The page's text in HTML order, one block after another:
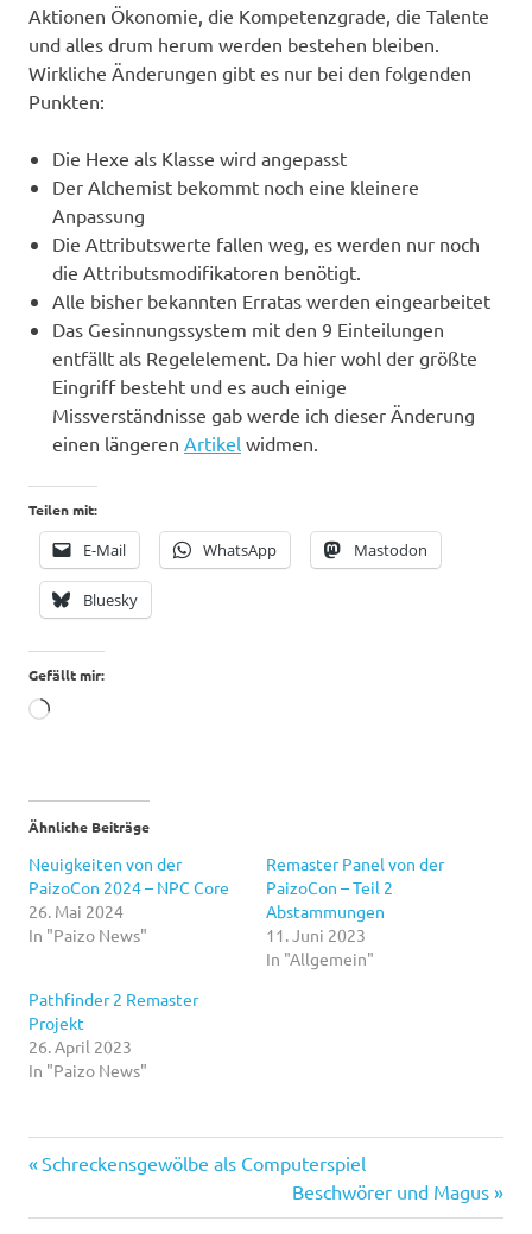
Aktionen Ökonomie, die Kompetenzgrade, die Talente
und alles drum herum werden bestehen bleiben.
Wirkliche Änderungen gibt es nur bei den folgenden
Punkten:
Die Hexe als Klasse wird angepasst
Der Alchemist bekommt noch eine kleinere
Anpassung
Die Attributswerte fallen weg, es werden nur noch
die Attributsmodifikatoren benötigt.
Alle bisher bekannten Erratas werden eingearbeitet
Das Gesinnungssystem mit den 9 Einteilungen
entfällt als Regelelement. Da hier wohl der größte
Eingriff besteht und es auch einige
Missverständnisse gab werde ich dieser Änderung
einen längeren Artikel widmen.
Teilen mit:
E-Mail WhatsApp Mastodon
Bluesky
Gefällt mir:
Wird
Ähnliche Beiträge
Neuigkeiten von der
PaizoCon 2024 – NPC Core
26. Mai 2024
In "Paizo News"
Remaster Panel von der
PaizoCon – Teil 2
Abstammungen
11. Juni 2023
In "Allgemein"
Pathfinder 2 Remaster
Projekt
26. April 2023
In "Paizo News"
Beitragsnavigation
Vorheriger
Schreckensgewölbe als Computerspiel
Nächster
Beitrag:
Beschwörer und Magus